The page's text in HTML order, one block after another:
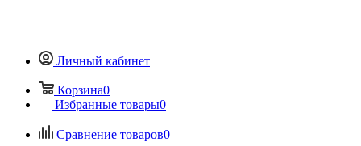
Личный кабинет
Корзина0
Избранные товары0
Сравнение товаров0